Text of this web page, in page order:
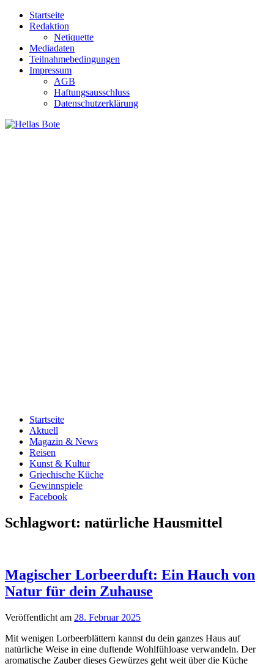
Zum
Inhalt
Startseite
Redaktion
Netiquette
Mediadaten
Teilnahmebedingungen
Impressum
AGB
Haftungsausschluss
Datenschutzerklärung
Startseite
Aktuell
Magazin & News
Reisen
Kunst & Kultur
Griechische Küche
Gewinnspiele
Facebook
Schlagwort: natürliche Hausmittel
Magischer Lorbeerduft: Ein Hauch von
Natur für dein Zuhause
Veröffentlicht am 28. Februar 2025
Mit wenigen Lorbeerblättern kannst du dein ganzes Haus auf
natürliche Weise in eine duftende Wohlfühloase verwandeln. Der
aromatische Zauber dieses Gewürzes geht weit über die Küche